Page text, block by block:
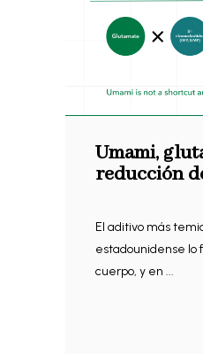
Umami,
reducción
El aditivo más
estadounidense lo
cuerpo, y en ...